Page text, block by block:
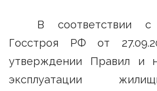
В соответствии с
Госстроя РФ от
утверждении Правил и
эксплуатации